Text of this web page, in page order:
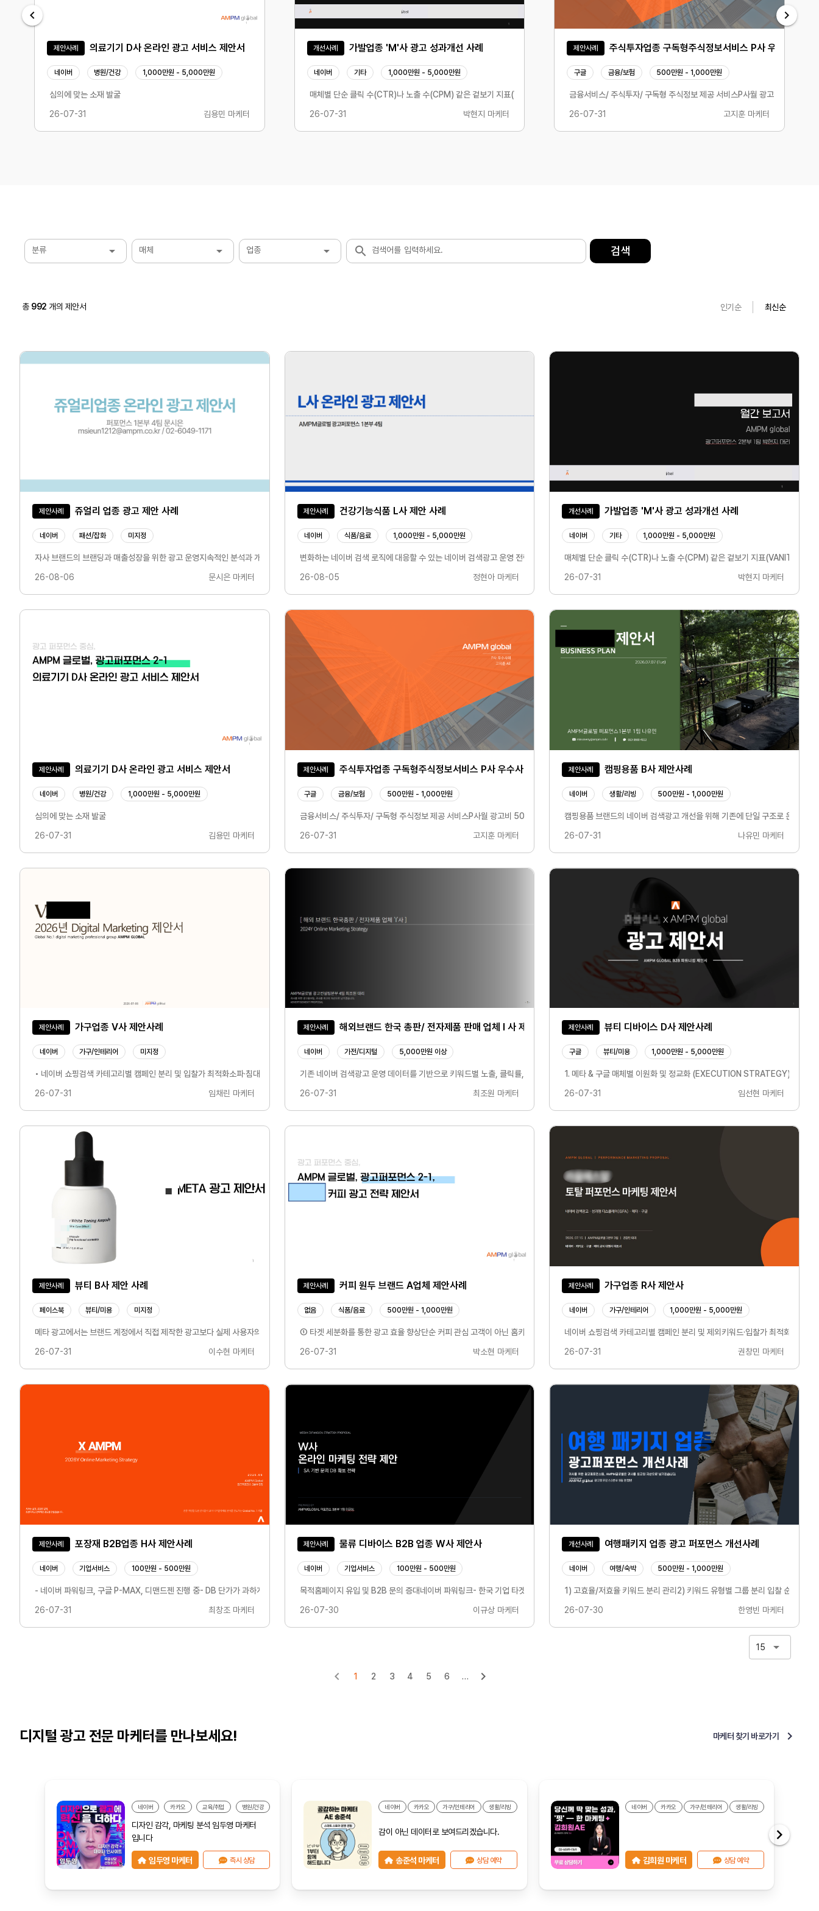
제안사례 의료기기 D사 온라인 광고 서비스 제안서
네이버 병원/건강 1,000만원 - 5,000만원
심의에 맞는 소재 발굴
26-07-31
김용민 마케터
개선사례 가발업종 'M'사 광고 성과개선 사례
네이버 기타 1,000만원 - 5,000만원
매체별 단순 클릭 수(CTR)나 노출 수(CPM) 같은 겉보기 지표(VANITY METRICS)에 의존하는 마케팅은 비효율을 초래합니다. 기여도 모델
26-07-31
박현지 마케터
제안사례 주식투자업종 구독형주식정보서비스 P사 우수사례
구글 금융/보험 500만원 - 1,000만원
금융서비스/ 주식투자/ 구독형 주식정보 제공 서비스P사월 광고비 500+@
26-07-31
고지훈 마케터
분류 매체 업종 검색어를 입력하세요. 검색
총 992 개의 제안서 인기순 최신순
제안사례 쥬얼리 업종 광고 제안 사례
네이버 패션/잡화 미지정
자사 브랜드의 브랜딩과 매출성장을 위한 광고 운영지속적인 분석과 개선을 통해 성과를 만들어가는 과정입니다.캠페인 운영 이후에도 타겟, 소재 , 예산, 노출 데이터를 꾸준히 분석하여효율이 높은 방향으로 최적화를 진행하겠습니다.시장 변
26-08-06
문시은 마케터
제안사례 건강기능식품 L사 제안 사례
네이버 식품/음료 1,000만원 - 5,000만원
변화하는 네이버 검색 로직에 대응할 수 있는 네이버 검색광고 운영 전략을 수립하고, AI 기반 신규 광고 지면 확대에 맞춘 최적화 전략을 추진합니다. 네이버
26-08-05
정현아 마케터
개선사례 가발업종 'M'사 광고 성과개선 사례
네이버 기타 1,000만원 - 5,000만원
매체별 단순 클릭 수(CTR)나 노출 수(CPM) 같은 겉보기 지표(VANITY
26-07-31
박현지 마케터
제안사례 의료기기 D사 온라인 광고 서비스 제안서
네이버 병원/건강 1,000만원 - 5,000만원
심의에 맞는 소재 발굴
26-07-31
김용민 마케터
제안사례 주식투자업종 구독형주식정보서비스 P사 우수사례
구글 금융/보험 500만원 - 1,000만원
금융서비스/ 주식투자/ 구독형 주식정보 제공 서비스P사월 광고비 500+@디맨드젠을 이용한 새로운 니즈 창출, 잠재고객 확보 캠페인자사 현황및 타사 구글
26-07-31
고지훈 마케터
제안사례 캠핑용품 B사 제안사례
네이버 생활/리빙 500만원 - 1,000만원
캠핑용품 브랜드의 네이버 검색광고 개선을 위해 기존에 단일 구조로 운영되
26-07-31
나유민 마케터
제안사례 가구업종 V사 제안사례
네이버 가구/인테리어 미지정
• 네이버 쇼핑검색 카테고리별 캠페인 분리 및 입찰가 최적화소파·침대·식탁·수납가구 등 제품 카테고리별 캠페인을 세분화하여 운영하고, 카테고리별 검색량과 구매 전환 데이터를 기반으로 입찰가를 차등 조정하여 효율적인 광고비 집행•
26-07-31
임채린 마케터
제안사례 해외브랜드 한국 총판/ 전자제품 판매 업체 I 사 제안사례
네이버 가전/디지털 5,000만원 이상
기존 네이버 검색광고 운영 데이터를 기반으로 키워드별 노출, 클릭률, 전환율, ROAS 등을 분석하여 성과가 저조한 키워드는 필터링하고, 효율이 우수한 키워
26-07-31
최조원 마케터
제안사례 뷰티 디바이스 D사 제안사례
구글 뷰티/미용 1,000만원 - 5,000만원
26-07-31 임선현 마케터
제안사례 뷰티 B사 제안 사례
페이스북 뷰티/미용 미지정
메타 광고에서는 브랜드 계정에서 직접 제작한 광고보다 실제 사용자의 경험이 담긴 콘텐츠(UGC, USER GENERATED CONTENT)가 더 높은 관심과 참여를 이끌어내는 경우가 많습니다.인플루언서 파트너십 광고는 단순 협찬 게시물이
26-07-31
이수현 마케터
제안사례 커피 원두 브랜드 A업체 제안사례
없음 식품/음료 500만원 - 1,000만원
① 타겟 세분화를 통한 광고 효율 향상단순 커피 관심 고객이 아닌 홈카페를 즐기는 소비자, 에스프레소 머신 및 그라인더 사용 고객, 스페셜티 커피에 관심이
26-07-31
박소현 마케터
제안사례 가구업종 R사 제안사
네이버 가구/인테리어 1,000만원 - 5,000만원
네이버 쇼핑검색 카테고리별 캠페인 분리 및 제외키워드·입찰가 최적화GFA·
26-07-31
권창민 마케터
제안사례 포장재 B2B업종 H사 제안사례
네이버 기업서비스 100만원 - 500만원
- 네이버 파워링크, 구글 P-MAX, 디맨드젠 진행 중- DB 단가가 과하게 높게 측정되고 있는 점을 토대로 데이터 분석- 랜딩페이지와 소재 문구 불일치, 전환 세팅 등 확인하여 개선점 전달- 기존 세팅 오류 진단하여 매체와 업종 특성에 맞는 신
26-07-31
최창조 마케터
제안사례 물류 디바이스 B2B 업종 W사 제안사
네이버 기업서비스 100만원 - 500만원
목적홈페이지 유입 및 B2B 문의 증대네이버 파워링크- 한국 기업 타겟팅- 브랜드 키워드 최상단 노출- 모니터링, 디바이스 위주 키워드 추출구글 SA- 메인
26-07-30
이규상 마케터
개선사례 여행패키지 업종 광고 퍼포먼스 개선사례
네이버 여행/숙박 500만원 - 1,000만원
1) 고효율/저효율 키워드 분리 관리2) 키워드 유형별 그룹 분리 입찰 순위 관리
26-07-30
한영빈 마케터
15
1 2 3 4 5 6 …
디지털 광고 전문 마케터를 만나보세요! 마케터 찾기 바로가기
네이버 카카오 교육/취업 병원/건강
디자인 감각, 마케팅 분석 임두영 마케터
입니다
임두영 마케터 즉시 상담
네이버 카카오 가구/인테리어 생활/리빙
감이 아닌 데이터로 보여드리겠습니다.
송준석 마케터 상담 예약
네이버 카카오 가구/인테리어 생활/리빙
김희원 마케터 상담 예약